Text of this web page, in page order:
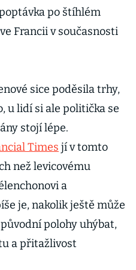
po štíhlém
Francii v současnosti
sice poděsila trhy,
u lidí si ale politička se
stojí lépe.
Times jí v tomto
než levicovému
a
je, nakolik ještě může
polohy uhýbat,
a přitažlivost